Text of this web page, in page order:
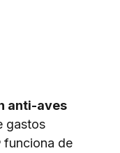
anti-aves
gastos
funciona de